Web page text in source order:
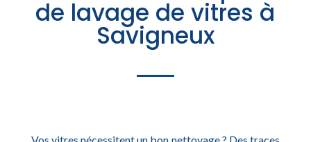
de lavage de vitres à
Savigneux